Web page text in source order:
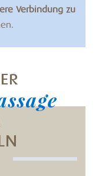
Verbindung zu